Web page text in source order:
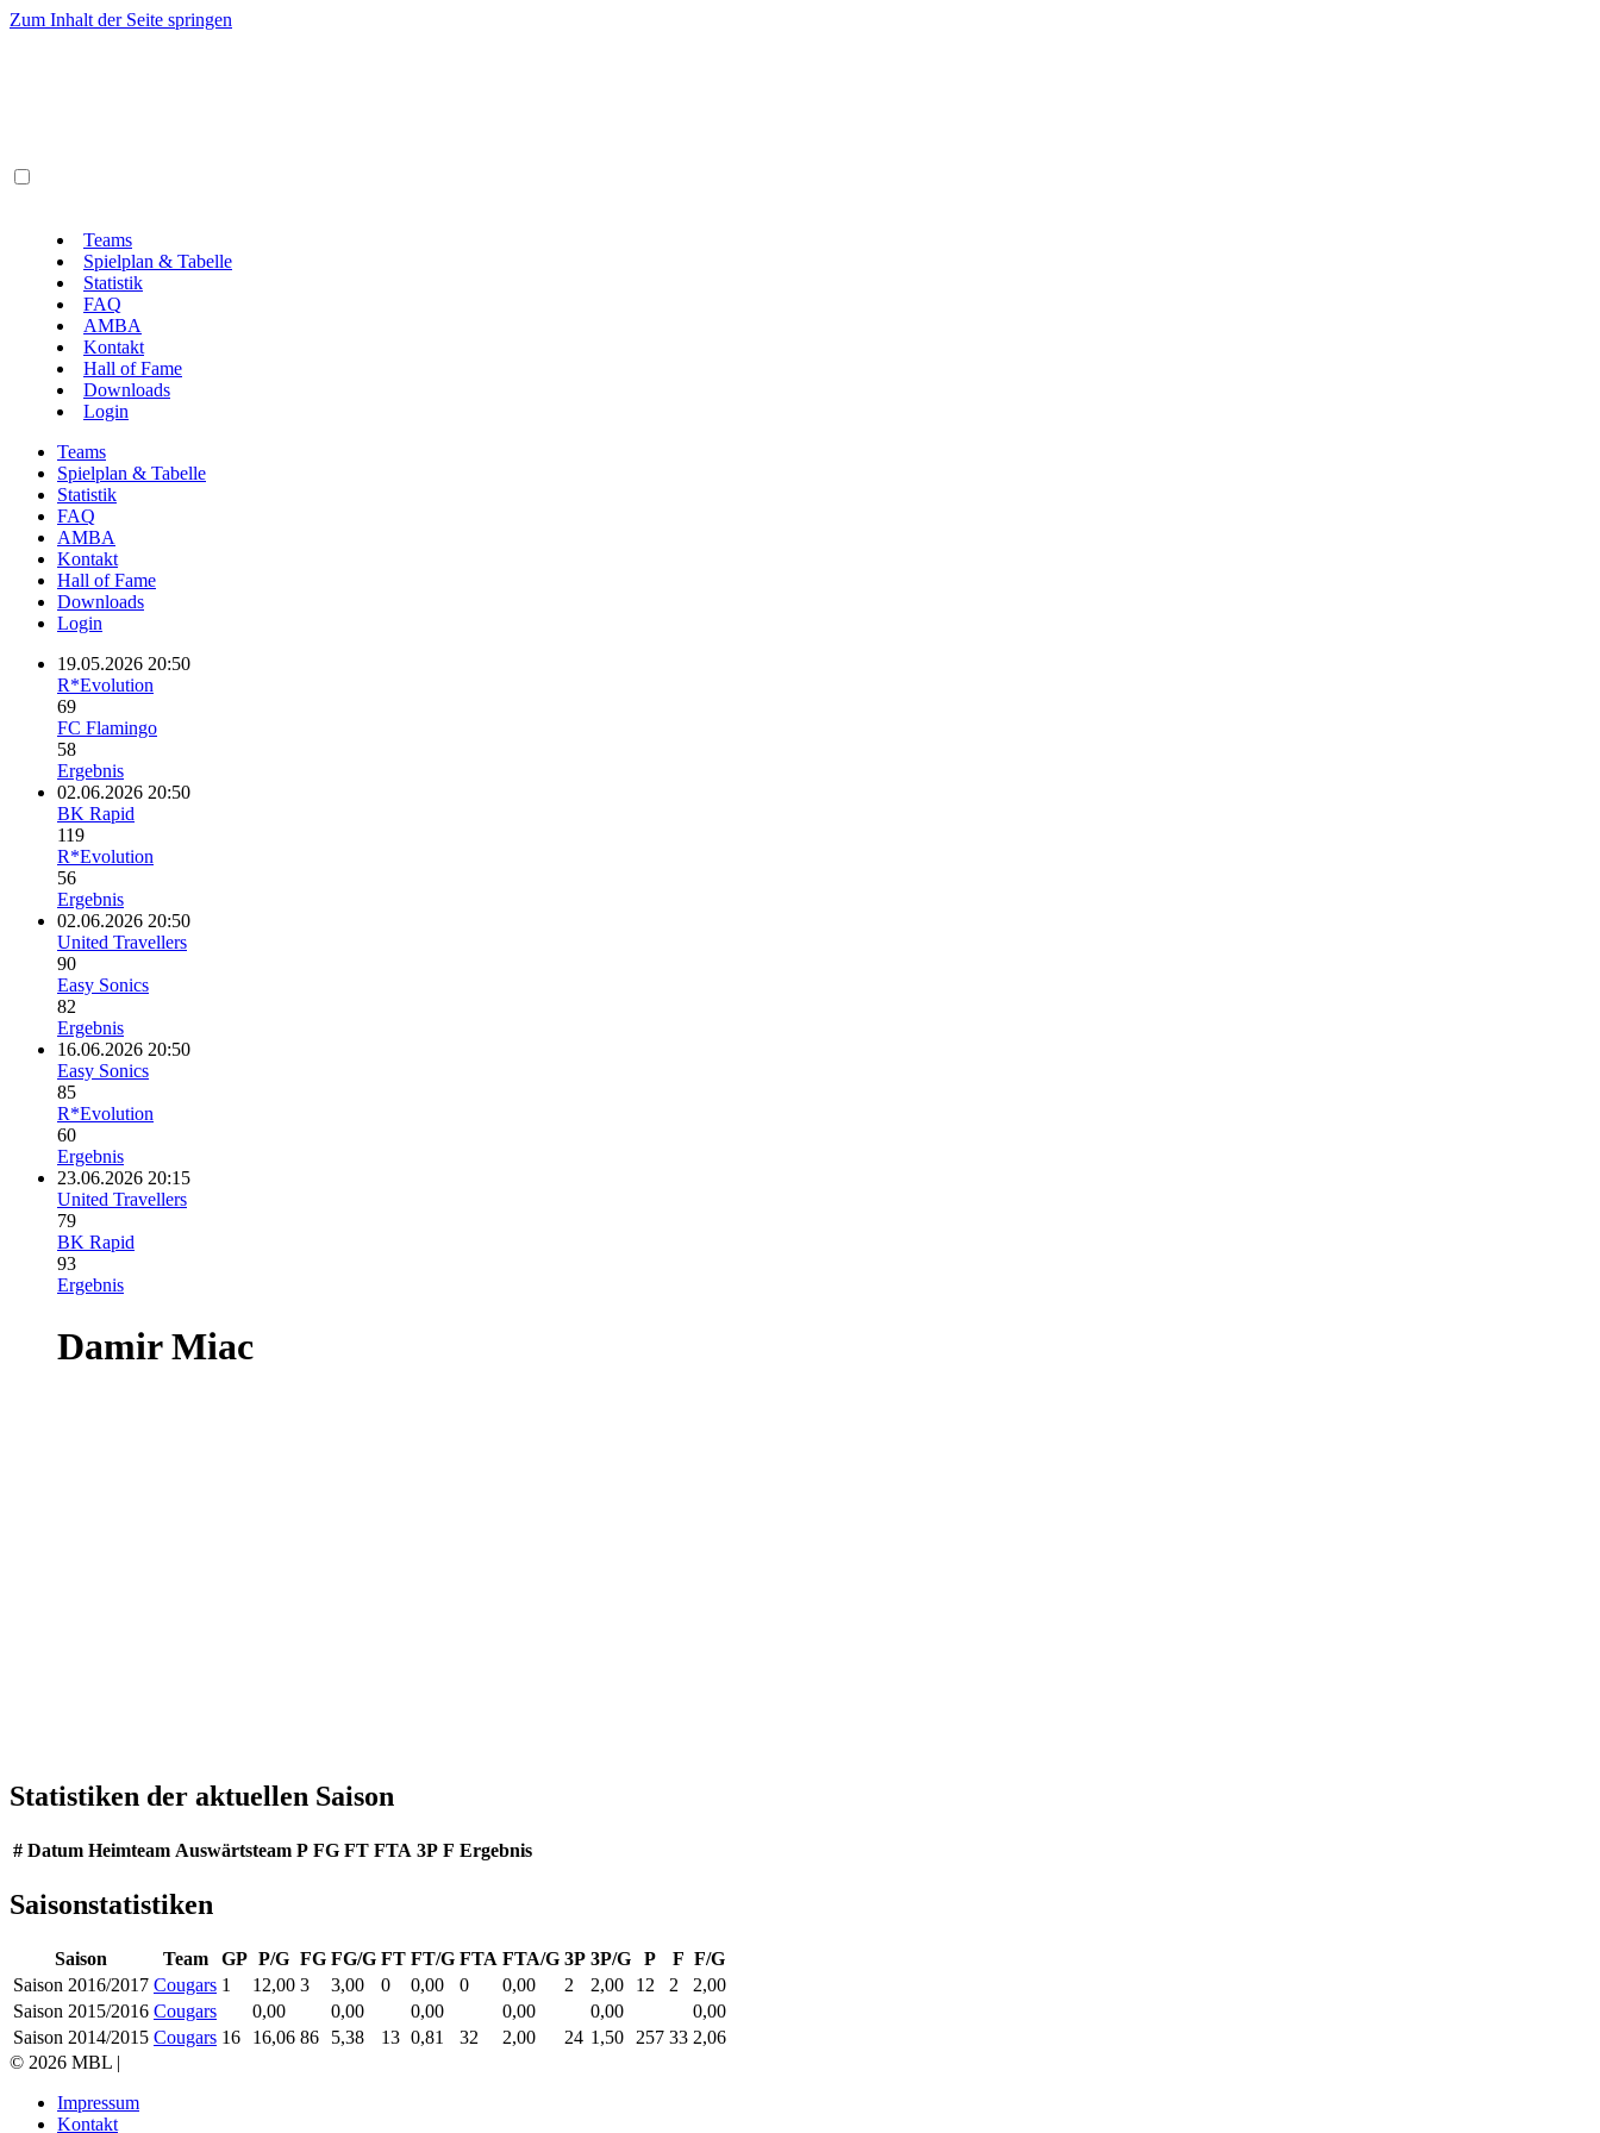
Zum Inhalt der Seite springen
Teams
Spielplan & Tabelle
Statistik
FAQ
AMBA
Kontakt
Hall of Fame
Downloads
Login
Teams
Spielplan & Tabelle
Statistik
FAQ
AMBA
Kontakt
Hall of Fame
Downloads
Login
19.05.2026 20:50
R*Evolution
69
FC Flamingo
58
Ergebnis
02.06.2026 20:50
BK Rapid
119
R*Evolution
56
Ergebnis
02.06.2026 20:50
United Travellers
90
Easy Sonics
82
Ergebnis
16.06.2026 20:50
Easy Sonics
85
R*Evolution
60
Ergebnis
23.06.2026 20:15
United Travellers
79
BK Rapid
93
Ergebnis
Damir Miac
Statistiken der aktuellen Saison
# Datum Heimteam Auswärtsteam P FG FT FTA 3P F Ergebnis
Saisonstatistiken
Saison Team GP P/G FG FG/G FT FT/G FTA FTA/G 3P 3P/G P F F/G
Saison 2016/2017 Cougars 1 12,00 3 3,00 0 0,00 0 0,00 2 2,00 12 2
2,00
Saison 2015/2016 Cougars 0,00 0,00 0,00 0,00 0,00
0,00
Saison 2014/2015 Cougars 16 16,06 86 5,38 13 0,81 32 2,00 24 1,50 257 33 2,06
© 2026 MBL |
Impressum
Kontakt